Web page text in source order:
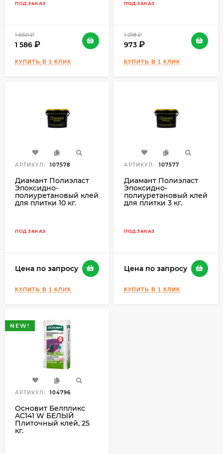
ПОД ЗАКАЗ
1 660
1 586
ПОД ЗАКАЗ
1 018
973
АРТИКУЛ: 107578
Диамант Полиэласт
Эпоксидно-
полиуретановый клей
для плитки 10 кг.
ПОД ЗАКАЗ
Цена по запросу
АРТИКУЛ: 107577
Диамант Полиэласт
Эпоксидно-
полиуретановый клей
для плитки 3 кг.
ПОД ЗАКАЗ
Цена по запросу
NEW!
АРТИКУЛ: 104796
Основит Белпликс
AC141 W БЕЛЫЙ
Плиточный клей, 25
кг.